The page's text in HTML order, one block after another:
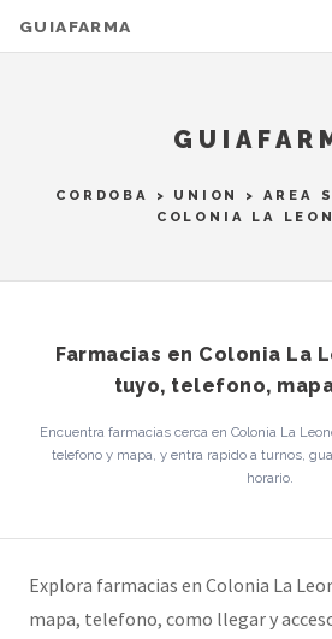
GUIAFARMA
CORDOBA > UNION > AREA
COLONIA LA
Farmacias en Colonia La
tuyo, telefono,
Encuentra farmacias cerca en Colonia La
telefono y mapa, y entra rapido a turnos,
horario.
Explora farmacias en Colonia La
mapa, telefono, como llegar y